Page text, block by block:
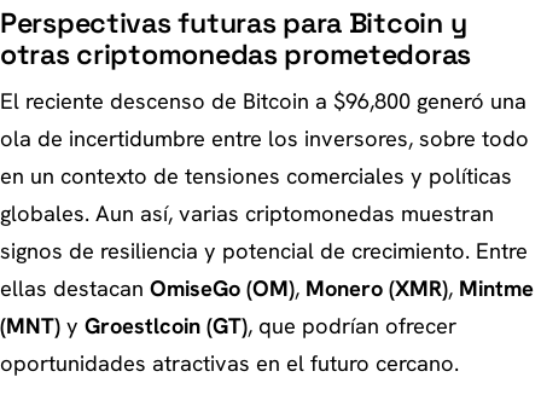
Perspectivas futuras para Bitcoin y
otras criptomonedas prometedoras
El reciente descenso de Bitcoin a $96,800 generó una
ola de incertidumbre entre los inversores, sobre todo
en un contexto de tensiones comerciales y políticas
globales. Aun así, varias criptomonedas muestran
signos de resiliencia y potencial de crecimiento. Entre
ellas destacan OmiseGo (OM), Monero (XMR), Mintme
(MNT) y Groestlcoin (GT), que podrían ofrecer
oportunidades atractivas en el futuro cercano.